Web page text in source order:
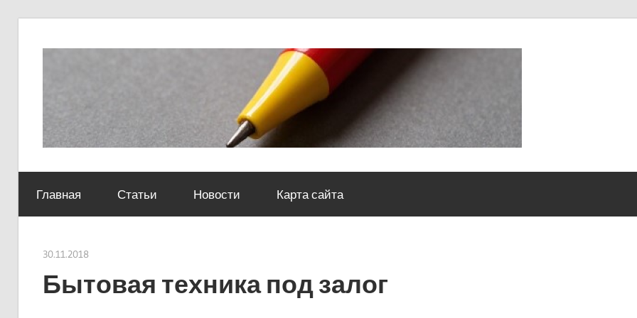
юридический
центр
Главная Статьи Новости Карта сайта
30.11.2018Евгений Георгиевич
Бытовая техника под залог